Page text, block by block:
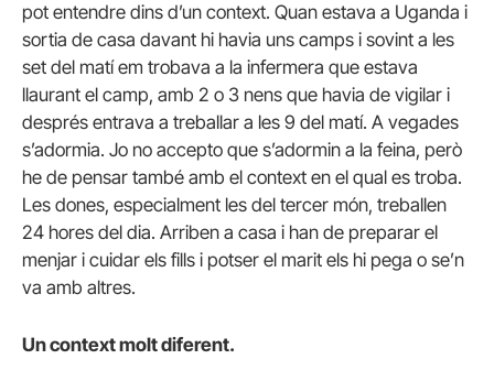
pot entendre dins d’un context. Quan estava a Uganda i
sortia de casa davant hi havia uns camps i sovint a les
set del matí em trobava a la infermera que estava
llaurant el camp, amb 2 o 3 nens que havia de vigilar i
després entrava a treballar a les 9 del matí. A vegades
s’adormia. Jo no accepto que s’adormin a la feina, però
he de pensar també amb el context en el qual es troba.
Les dones, especialment les del tercer món, treballen
24 hores del dia. Arriben a casa i han de preparar el
menjar i cuidar els fills i potser el marit els hi pega o se’n
va amb altres.
Un context molt diferent.